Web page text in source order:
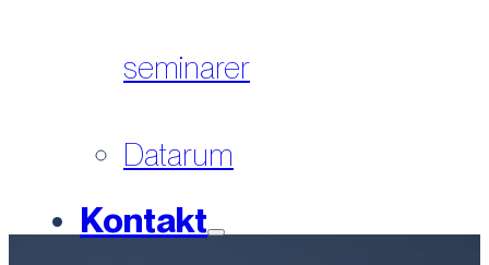
seminarer
Datarum
Kontakt